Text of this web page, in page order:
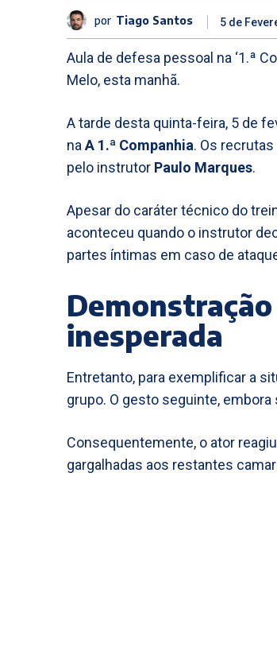
por Tiago Santos 5 de
Aula de defesa pessoal na ‘1.ª
Melo, esta manhã.
A tarde desta quinta-feira, 5 de
na A 1.ª Companhia. Os
pelo instrutor Paulo Marques.
Apesar do caráter técnico do
aconteceu quando o instrutor
partes íntimas em caso de
inesperada
Entretanto, para exemplificar a
grupo. O gesto seguinte,
Consequentemente, o ator
gargalhadas aos restantes